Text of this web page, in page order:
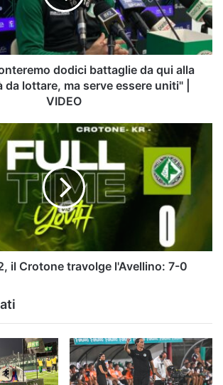
dodici battaglie da qui alla
da lottare, ma serve essere uniti" |
VIDEO
il Crotone travolge l'Avellino: 7-0